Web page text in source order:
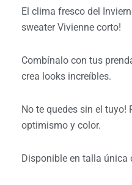
El clima fresco del
sweater Vivienne corto!
Combínalo con tus
crea looks increíbles.
No te quedes sin el tuyo!
optimismo y color.
Disponible en talla única